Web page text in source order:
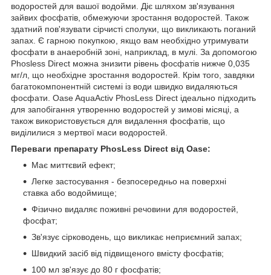
водоростей для вашої водойми. Діє шляхом зв'язування
зайвих фосфатів, обмежуючи зростання водоростей. Також
здатний пов'язувати сірчисті сполуки, що викликають поганий
запах. Є гарною покупкою, якщо вам необхідно утримувати
фосфати в анаеробній зоні, наприклад, в мулі. За допомогою
Phosless Direct можна знизити рівень фосфатів нижче 0,035
мг/л, що необхідне зростання водоростей. Крім того, завдяки
багатокомпонентній системі із води швидко видаляються
фосфати. Oase AquaActiv PhosLess Direct ідеально підходить
для запобігання утворенню водоростей у зимові місяці, а
також використовується для видалення фосфатів, що
виділилися з мертвої маси водоростей.
Переваги препарату PhosLess Direct від Oase:
Має миттєвий ефект;
Легке застосування - безпосередньо на поверхні
ставка або водоймище;
Фізично видаляє поживні речовини для водоростей,
фосфат;
Зв'язує сірководень, що викликає неприємний запах;
Швидкий засіб від підвищеного вмісту фосфатів;
100 мл зв'язує до 80 г фосфатів;